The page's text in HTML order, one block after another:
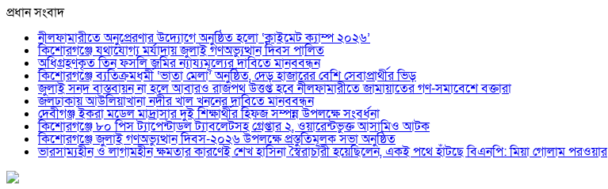
প্রধান সংবাদ
নীলফামারীতে অনুপ্রেরণার উদ্যোগে অনুষ্ঠিত হলো ‘ক্লাইমেট ক্যাম্প ২০২৬’
কিশোরগঞ্জে যথাযোগ্য মর্যাদায় জুলাই গণঅভ্যুত্থান দিবস পালিত
অধিগ্রহণকৃত তিন ফসলি জমির ন্যায্যমূল্যের দাবিতে মানববন্ধন
কিশোরগঞ্জে ব্যতিক্রমধর্মী ‘ভাতা মেলা’ অনুষ্ঠিত, দেড় হাজারের বেশি সেবাপ্রার্থীর ভিড়
জুলাই সনদ বাস্তবায়ন না হলে আবারও রাজপথ উত্তপ্ত হবে নীলফামারীতে জামায়াতের গণ-সমাবেশে বক্তারা
জলঢাকায় আউলিয়াখানা নদীর খাল খননের দাবিতে মানববন্ধন
দেবীগঞ্জ ইকরা মডেল মাদ্রাসার দুই শিক্ষার্থীর হিফজ সম্পন্ন উপলক্ষে সংবর্ধনা
কিশোরগঞ্জে ৮০ পিস ট্যাপেন্টাডল ট্যাবলেটসহ গ্রেপ্তার ২, ওয়ারেন্টভুক্ত আসামিও আটক
কিশোরগঞ্জে জুলাই গণঅভ্যুত্থান দিবস-২০২৬ উপলক্ষে প্রস্তুতিমূলক সভা অনুষ্ঠিত
ভারসাম্যহীন ও লাগামহীন ক্ষমতার কারণেই শেখ হাসিনা স্বৈরাচারী হয়েছিলেন, একই পথে হাঁটছে বিএনপি: মিয়া গোলাম পরওয়ার